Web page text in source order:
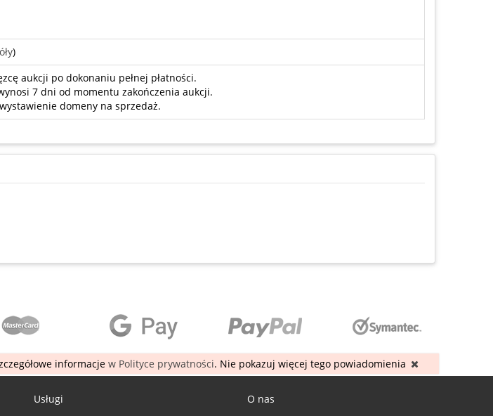
)
aukcji po dokonaniu pełnej płatności.
7 dni od momentu zakończenia aukcji.
domeny na sprzedaż.
informacje w Polityce prywatności. Nie pokazuj więcej tego powiadomienia
Usługi O nas